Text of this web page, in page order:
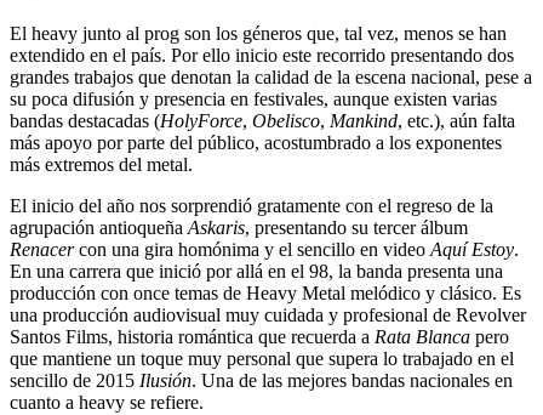
El heavy junto al prog son los géneros que, tal vez, menos se han
extendido en el país. Por ello inicio este recorrido presentando dos
grandes trabajos que denotan la calidad de la escena nacional, pese a
su poca difusión y presencia en festivales, aunque existen varias
bandas destacadas (HolyForce, Obelisco, Mankind, etc.), aún falta
más apoyo por parte del público, acostumbrado a los exponentes
más extremos del metal.
El inicio del año nos sorprendió gratamente con el regreso de la
agrupación antioqueña Askaris, presentando su tercer álbum
Renacercon una gira homónima y el sencillo en video Aquí Estoy.
En una carrera que inició por allá en el 98, la banda presenta una
producción con once temas de Heavy Metal melódico y clásico. Es
una producción audiovisual muy cuidada y profesional de Revolver
Santos Films, historia romántica que recuerda a Rata Blanca pero
que mantiene un toque muy personal que supera lo trabajado en el
sencillo de 2015 Ilusión. Una de las mejores bandas nacionales en
cuanto a heavy se refiere.